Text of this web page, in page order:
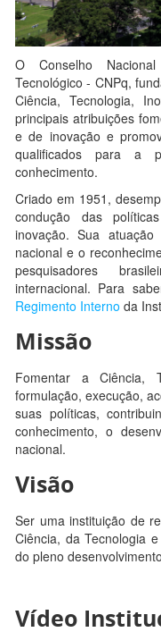
O Conselho
Tecnológico - CNPq,
Ciência, Tecnologia,
principais atribuições
e de inovação e
qualificados para a
conhecimento.
Criado em 1951,
condução das
inovação. Sua
nacional e o
pesquisadores
internacional. Para
Regimento Interno da
Missão
Fomentar a Ciência,
formulação, execução,
suas políticas,
conhecimento, o
nacional.
Visão
Ser uma instituição de
Ciência, da Tecnologia
do pleno
Vídeo